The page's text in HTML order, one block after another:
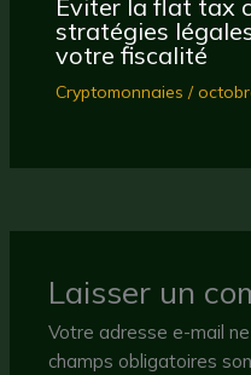
Éviter la flat tax
stratégies
votre fiscalité
Cryptomonnaies /
Laisser un
Votre adresse e-mail
champs obligatoires